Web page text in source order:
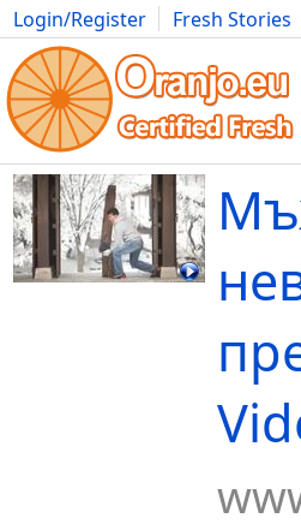
Login/Register Fresh Stories
Movies Anime Music Art